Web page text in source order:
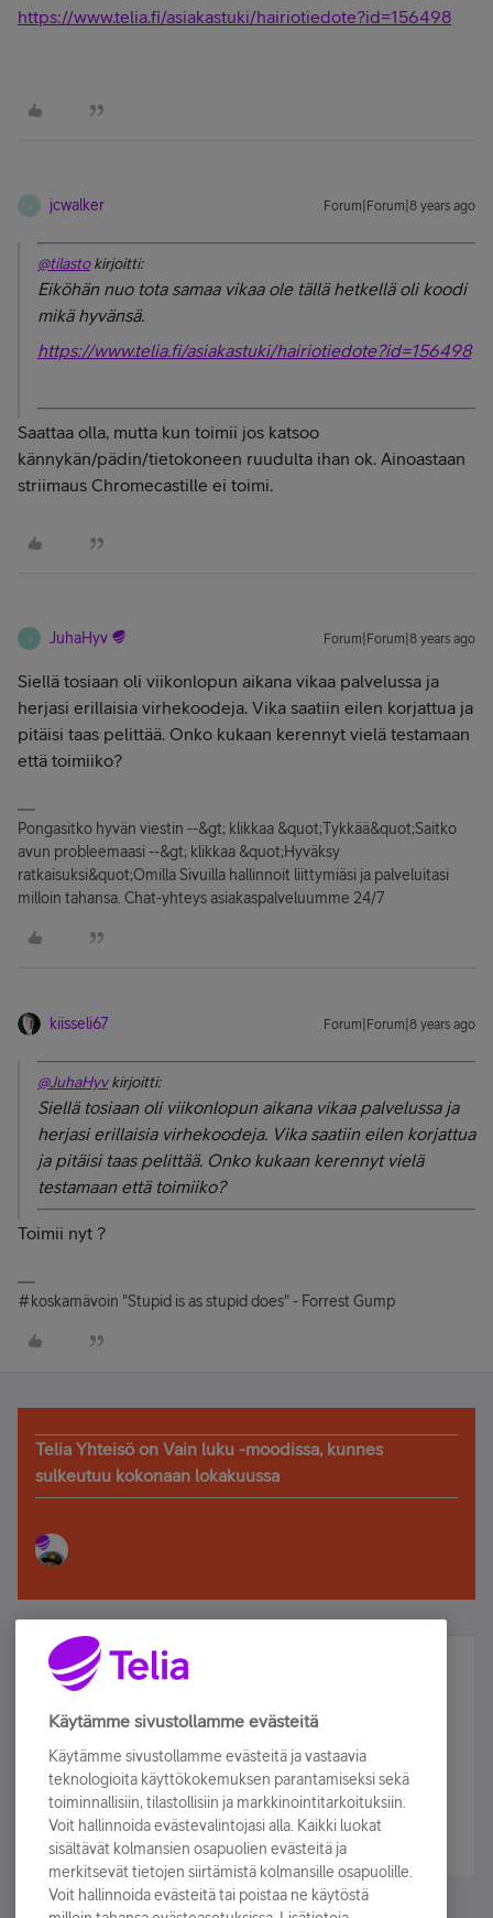
https://www.telia.fi/asiakastuki/hairiotiedote?id=156498
jcwalker Forum|Forum|8 years ago
@tilastokirjoitti:
Eiköhän nuo tota samaa vikaa ole tällä hetkellä oli koodi
mikä hyvänsä.
https://www.telia.fi/asiakastuki/hairiotiedote?id=156498
Saattaa olla, mutta kun toimii jos katsoo
kännykän/pädin/tietokoneen ruudulta ihan ok. Ainoastaan
striimaus Chromecastille ei toimi.
J JuhaHyv Forum|Forum|8 years ago
Siellä tosiaan oli viikonlopun aikana vikaa palvelussa ja
herjasi erillaisia virhekoodeja. Vika saatiin eilen korjattua ja
pitäisi taas pelittää. Onko kukaan kerennyt vielä testamaan
että toimiiko?
Pongasitko hyvän viestin --&gt; klikkaa &quot;Tykkää&quot;Saitko
avun probleemaasi --&gt; klikkaa &quot;Hyväksy
ratkaisuksi&quot;Omilla Sivuilla hallinnoit liittymiäsi ja palveluitasi
milloin tahansa. Chat-yhteys asiakaspalveluumme 24/7
kiisseli67 Forum|Forum|8 years ago
@JuhaHyvkirjoitti:
Siellä tosiaan oli viikonlopun aikana vikaa palvelussa ja
herjasi erillaisia virhekoodeja. Vika saatiin eilen korjattua
ja pitäisi taas pelittää. Onko kukaan kerennyt vielä
testamaan että toimiiko?
Toimii nyt ?
#koskamävoin "Stupid is as stupid does" - Forrest Gump
Telia Yhteisö on Vain luku -moodissa, kunnes
sulkeutuu kokonaan lokakuussa
Älä jää paitsi – osallistu ja voita!
Tilaa Telian uutiskirje ja olet mukana arvonnassa.
sähköpostiisi.
Tilaa nyt
Käytämme sivustollamme evästeitä
Käytämme sivustollamme evästeitä ja vastaavia
teknologioita käyttökokemuksen parantamiseksi sekä
toiminnallisiin, tilastollisiin ja markkinointitarkoituksiin.
Voit hallinnoida evästevalintojasi alla. Kaikki luokat
sisältävät kolmansien osapuolien evästeitä ja
merkitsevät tietojen siirtämistä kolmansille osapuolille.
Voit hallinnoida evästeitä tai poistaa ne käytöstä